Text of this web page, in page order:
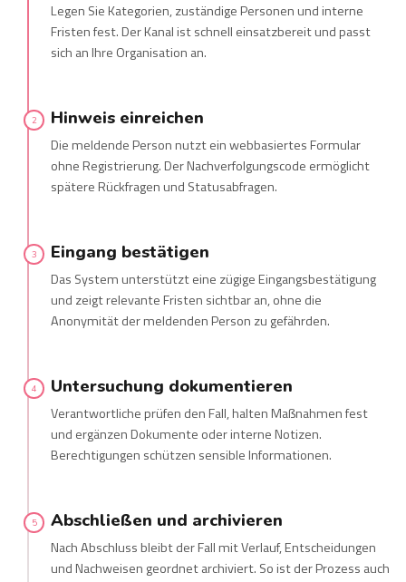
Legen Sie Kategorien, zuständige Personen und interne
Fristen fest. Der Kanal ist schnell einsatzbereit und passt
sich an Ihre Organisation an.
2 Hinweis einreichen
Die meldende Person nutzt ein webbasiertes Formular
ohne Registrierung. Der Nachverfolgungscode ermöglicht
spätere Rückfragen und Statusabfragen.
3 Eingang bestätigen
Das System unterstützt eine zügige Eingangsbestätigung
und zeigt relevante Fristen sichtbar an, ohne die
Anonymität der meldenden Person zu gefährden.
4 Untersuchung dokumentieren
Verantwortliche prüfen den Fall, halten Maßnahmen fest
und ergänzen Dokumente oder interne Notizen.
Berechtigungen schützen sensible Informationen.
5 Abschließen und archivieren
Nach Abschluss bleibt der Fall mit Verlauf, Entscheidungen
und Nachweisen geordnet archiviert. So ist der Prozess auch